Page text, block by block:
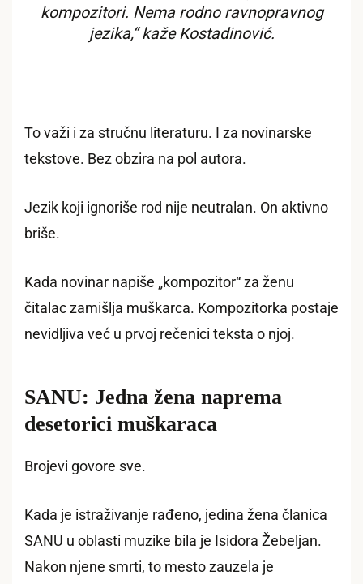
kompozitori. Nema rodno ravnopravnog
jezika,“ kaže Kostadinović.
To važi i za stručnu literaturu. I za novinarske
tekstove. Bez obzira na pol autora.
Jezik koji ignoriše rod nije neutralan. On aktivno
briše.
Kada novinar napiše „kompozitor“ za ženu
čitalac zamišlja muškarca. Kompozitorka postaje
nevidljiva već u prvoj rečenici teksta o njoj.
SANU: Jedna žena naprema
desetorici muškaraca
Brojevi govore sve.
Kada je istraživanje rađeno, jedina žena članica
SANU u oblasti muzike bila je Isidora Žebeljan.
Nakon njene smrti, to mesto zauzela je